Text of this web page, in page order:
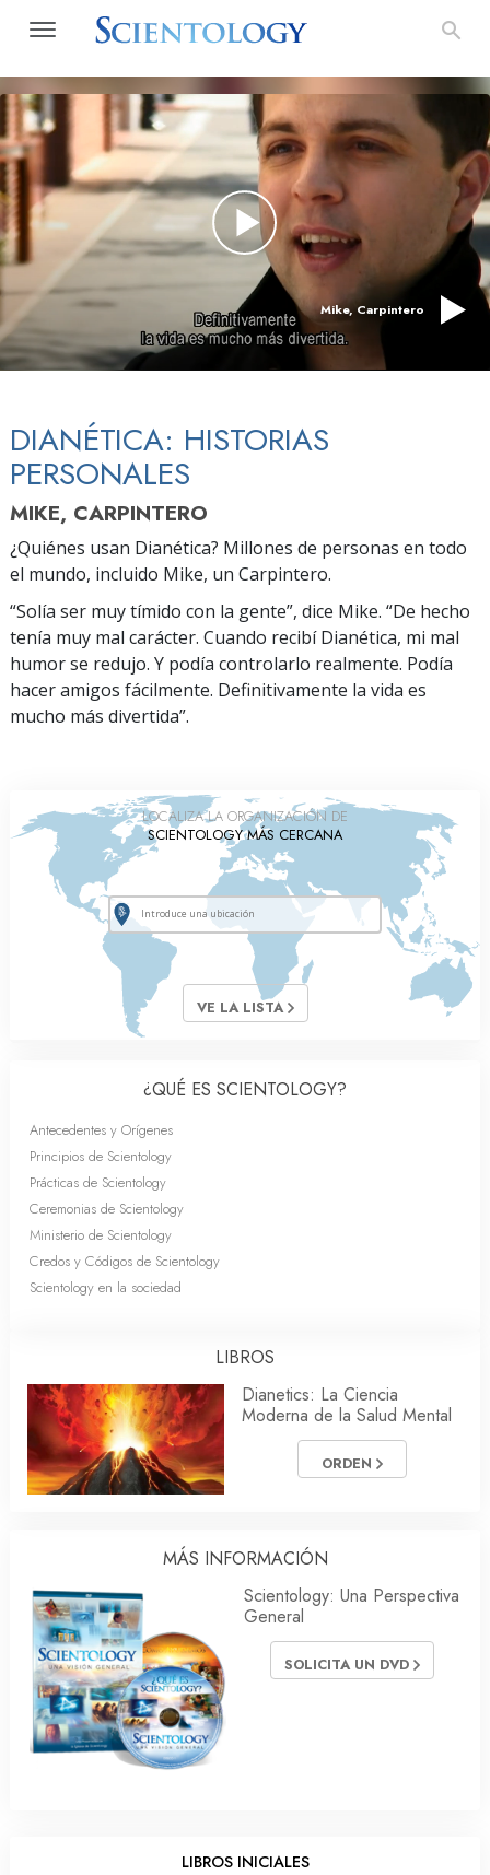
Mike, Carpintero
DIANÉTICA: HISTORIAS
PERSONALES
MIKE, CARPINTERO
¿Quiénes usan Dianética? Millones de personas en todo
el mundo, incluido Mike, un Carpintero.
“Solía ser muy tímido con la gente”, dice Mike. “De hecho
tenía muy mal carácter. Cuando recibí Dianética, mi mal
humor se redujo. Y podía controlarlo realmente. Podía
hacer amigos fácilmente. Definitivamente la vida es
mucho más divertida”.
LOCALIZA LA ORGANIZACIÓN DE
SCIENTOLOGY MÁS CERCANA
VE LA LISTA
¿QUÉ ES SCIENTOLOGY?
Antecedentes y Orígenes
Principios de Scientology
Prácticas de Scientology
Ceremonias de Scientology
Ministerio de Scientology
Credos y Códigos de Scientology
Scientology en la sociedad
LIBROS
Dianetics: La Ciencia
Moderna de la Salud Mental
ORDEN
MÁS INFORMACIÓN
Scientology: Una Perspectiva
General
SOLICITA UN DVD
LIBROS INICIALES